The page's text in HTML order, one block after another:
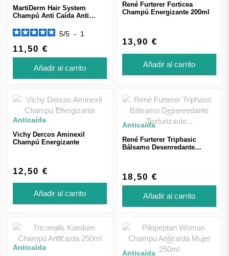
MartiDerm Hair System
Champú Anti Caída Anti
5/5 - 1
11,50 €
Añadir al carrito
René Furterer Forticea
Champú Energizante 200ml
13,90 €
Añadir al carrito
Anticaída
Vichy Dercos Aminexil
Champú Energizante
12,50 €
Añadir al carrito
Anticaída
René Furterer Triphasic
Bálsamo Desenredante
18,50 €
Añadir al carrito
Anticaída
Anticaída